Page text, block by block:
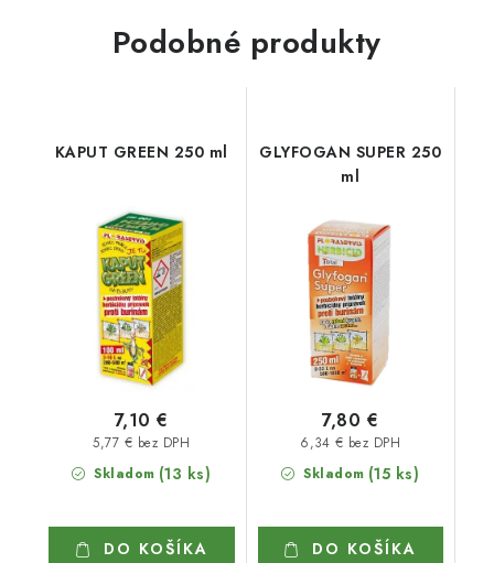
Podobné produkty
KAPUT GREEN 250 ml
Skladom (13 ks)
5,77 € bez DPH
7,10 €
DO KOŠÍKA
GLYFOGAN SUPER 250
ml
Skladom (15 ks)
6,34 € bez DPH
7,80 €
DO KOŠÍKA